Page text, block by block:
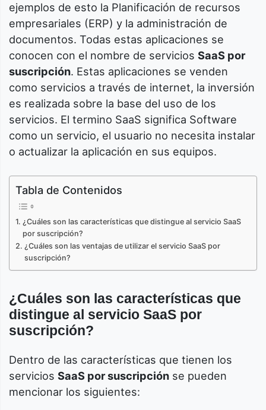
ejemplos de esto la Planificación de recursos
empresariales (ERP) y la administración de
documentos. Todas estas aplicaciones se
conocen con el nombre de servicios SaaS por
suscripción. Estas aplicaciones se venden
como servicios a través de internet, la inversión
es realizada sobre la base del uso de los
servicios. El termino SaaS significa Software
como un servicio, el usuario no necesita instalar
o actualizar la aplicación en sus equipos.
Tabla de Contenidos
¿Cuáles son las características que distingue al servicio SaaS
por suscripción?
¿Cuáles son las ventajas de utilizar el servicio SaaS por
suscripción?
¿Cuáles son las características que
distingue al servicio SaaS por
suscripción?
Dentro de las características que tienen los
servicios SaaS por suscripción se pueden
mencionar los siguientes: